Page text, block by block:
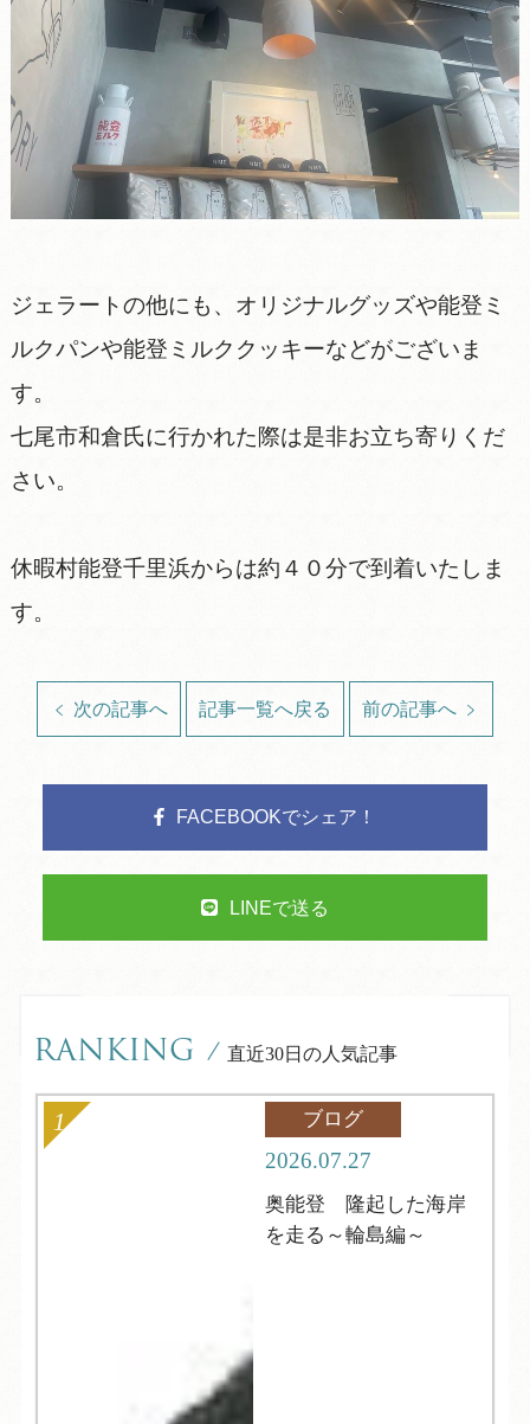
ジェラートの他にも、オリジナルグッズや能登ミ
ルクパンや能登ミルククッキーなどがございま
す。
七尾市和倉氏に行かれた際は是非お立ち寄りくだ
さい。
休暇村能登千里浜からは約４０分で到着いたしま
す。
次の記事へ 記事一覧へ戻る 前の記事へ
FACEBOOKでシェア！
LINEで送る
RANKING / 直近30日の人気記事
ブログ
2026.07.27
奥能登 隆起した海岸
を走る～輪島編～